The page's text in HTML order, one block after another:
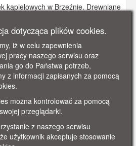
kąpielowych w Brzeźnie. Drewniane
plażowiczom do początku lat
Danzig
biała
,brzeźno,lotnicze
dotycząca plików cookies.
iż w celu zapewnienia
pracy naszego serwisu oraz
go do Państwa potrzeb,
z informacji zapisanych za pomocą
można kontrolować za pomocą
przeglądarki.
z naszego serwisu
użytkownik akceptuje stosowanie